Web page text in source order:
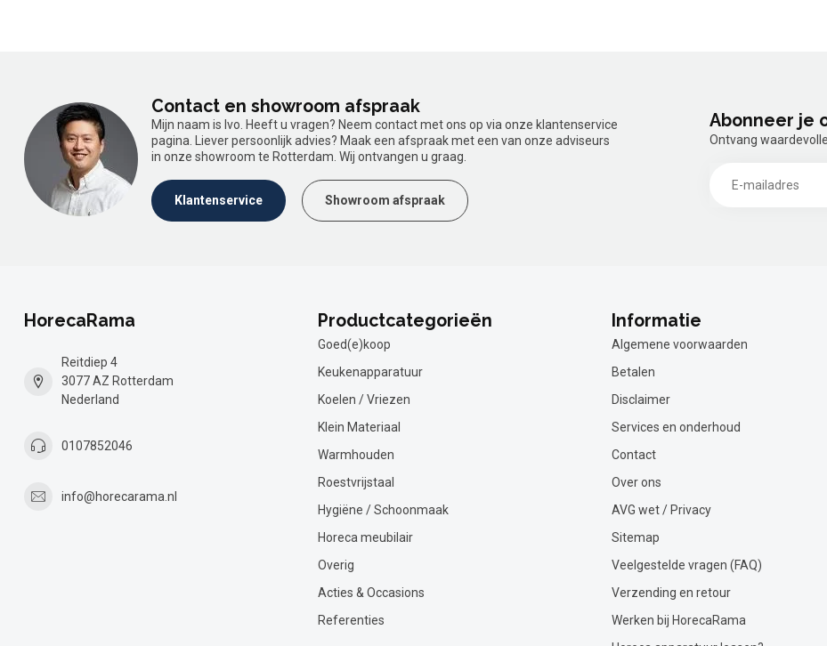
Contact en showroom afspraak
Mijn naam is Ivo. Heeft u vragen? Neem contact met ons op via onze klantenservice
pagina. Liever persoonlijk advies? Maak een afspraak met een van onze adviseurs
in onze showroom te Rotterdam. Wij ontvangen u graag.
Klantenservice Showroom afspraak
Abonneer je
Ontvang
HorecaRama
Reitdiep 4
3077 AZ Rotterdam
Nederland
0107852046
info@horecarama.nl
Productcategorieën
Goed(e)koop
Keukenapparatuur
Koelen / Vriezen
Klein Materiaal
Warmhouden
Roestvrijstaal
Hygiëne / Schoonmaak
Horeca meubilair
Overig
Acties & Occasions
Referenties
Informatie
Algemene voorwaarden
Betalen
Disclaimer
Services en onderhoud
Contact
Over ons
AVG wet / Privacy
Sitemap
Veelgestelde vragen (FAQ)
Verzending en retour
Werken bij HorecaRama